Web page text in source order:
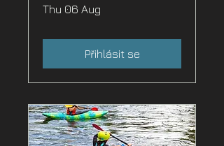
Thu 06 Aug
Přihlásit se